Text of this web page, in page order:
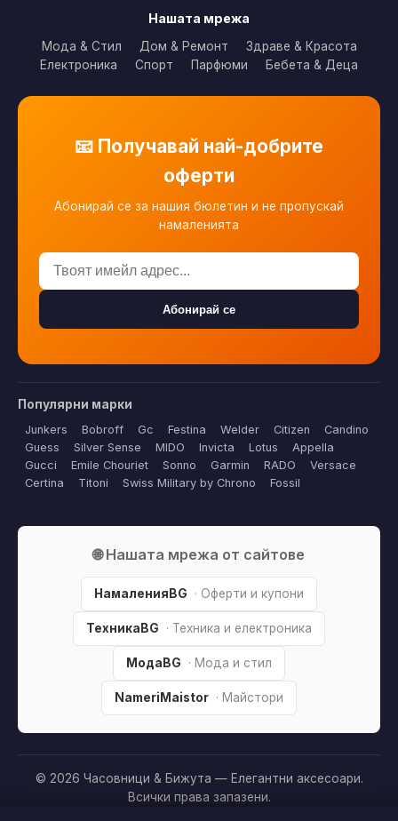
Нашата мрежа
Мода & Стил Дом & Ремонт
Здраве & Красота
Електроника
Спорт Парфюми Бебета & Деца
📧 Получавай най-добрите
оферти
Абонирай се за нашия бюлетин и не пропускай
намаленията
Абонирай се
Популярни марки
Junkers Bobroff Gc Festina Welder Citizen
Candino
Guess
Silver Sense MIDO Invicta Lotus
Appella
Gucci
Emile Chouriet Sonno Garmin RADO
Versace
Certina
Titoni Swiss Military by Chrono Fossil
🌐 Нашата мрежа от сайтове
НамаленияBG · Оферти и купони
ТехникаBG · Техника и електроника
МодаBG · Мода и стил
NameriMaistor · Майстори
© 2026 Часовници & Бижута — Елегантни аксесоари.
Всички права запазени.